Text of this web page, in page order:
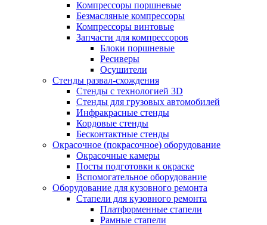
Компрессоры поршневые
Безмасляные компрессоры
Компрессоры винтовые
Запчасти для компрессоров
Блоки поршневые
Ресиверы
Осушители
Стенды развал-схождения
Стенды с технологией 3D
Стенды для грузовых автомобилей
Инфракрасные стенды
Кордовые стенды
Бесконтактные стенды
Окрасочное (покрасочное) оборудование
Окрасочные камеры
Посты подготовки к окраске
Вспомогательное оборудование
Оборудование для кузовного ремонта
Стапели для кузовного ремонта
Платформенные стапели
Рамные стапели